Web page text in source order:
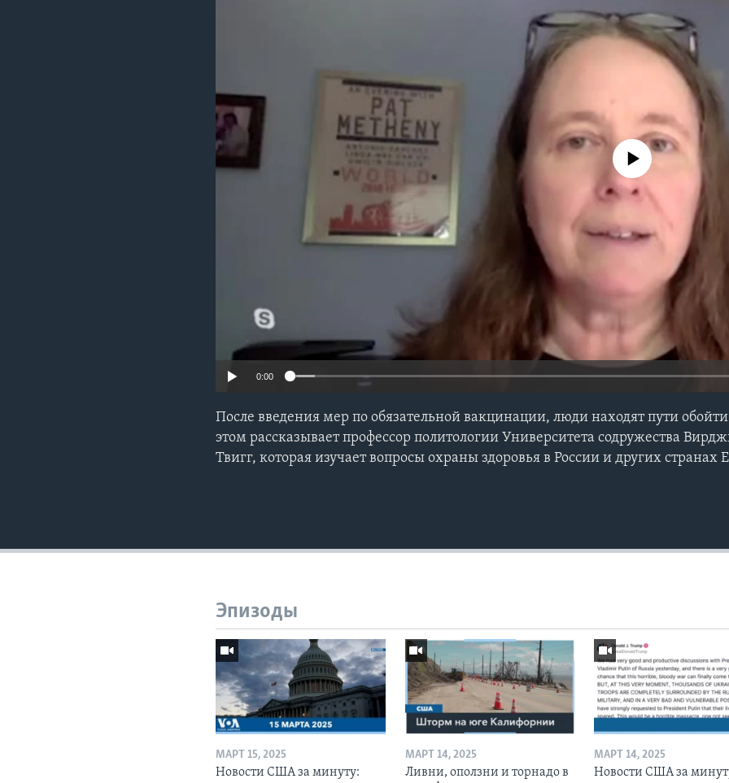
No media source currently
0:00
После введения мер по обязательной вакцинации, люди находят пути
этом рассказывает профессор политологии Университета содружества
Твигг, которая изучает вопросы охраны здоровья в России и других странах
Эпизоды
МАРТ 15, 2025
Новости США за минуту:
МАРТ 14, 2025
Ливни, оползни и торнадо в
МАРТ 14, 2025
Новости США за